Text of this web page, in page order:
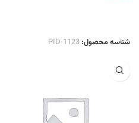
شناسه محصول: PID-1123